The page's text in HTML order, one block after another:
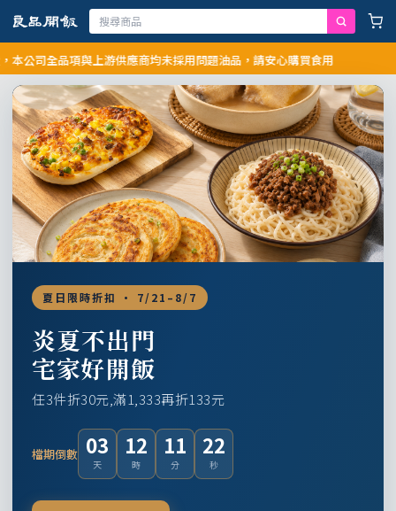
司全品項與上游供應商均未採用問題油品，請安心購買食用
夏日限時折扣 · 7/21–8/7
炎夏不出門
宅家好開飯
任3件折30元,滿1,333再折133元
檔期倒數 03
天
12
時
11
分
22
秒